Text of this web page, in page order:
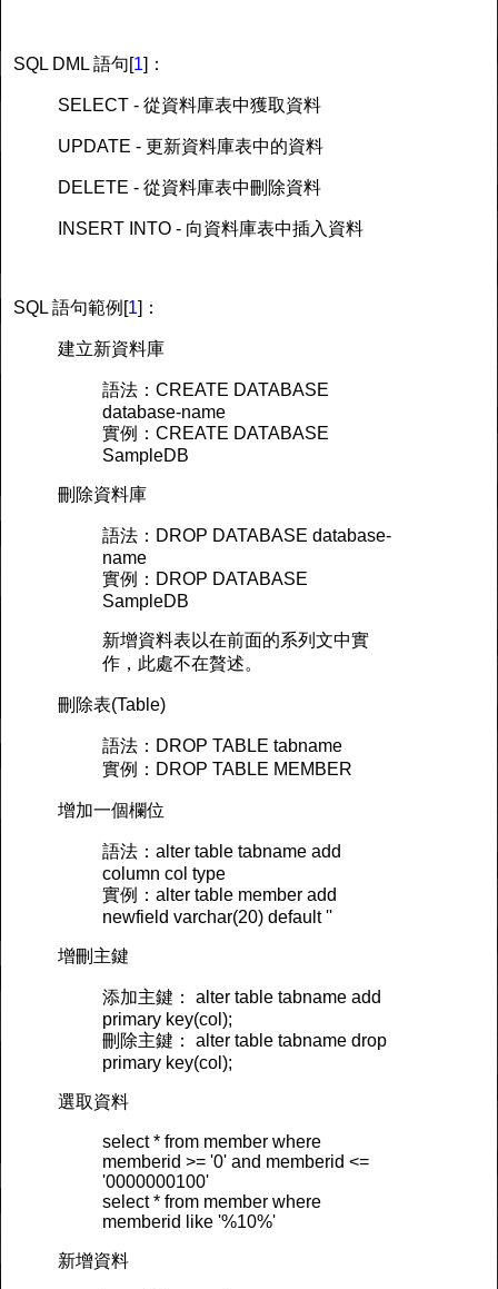
SQL DML 語句[1]：
SELECT - 從資料庫表中獲取資料
UPDATE - 更新資料庫表中的資料
DELETE - 從資料庫表中刪除資料
INSERT INTO - 向資料庫表中插入資料
SQL 語句範例[1]：
建立新資料庫
語法：CREATE DATABASE
database-name
實例：CREATE DATABASE
SampleDB
刪除資料庫
語法：DROP DATABASE database-
name
實例：DROP DATABASE
SampleDB
新增資料表以在前面的系列文中實
作，此處不在贅述。
刪除表(Table)
語法：DROP TABLE tabname
實例：DROP TABLE MEMBER
增加一個欄位
語法：alter table tabname add
column col type
實例：alter table member add
newfield varchar(20) default ''
增刪主鍵
添加主鍵： alter table tabname add
primary key(col);
刪除主鍵： alter table tabname drop
primary key(col);
選取資料
select * from member where
memberid >= '0' and memberid <=
'0000000100'
select * from member where
memberid like '%10%'
新增資料